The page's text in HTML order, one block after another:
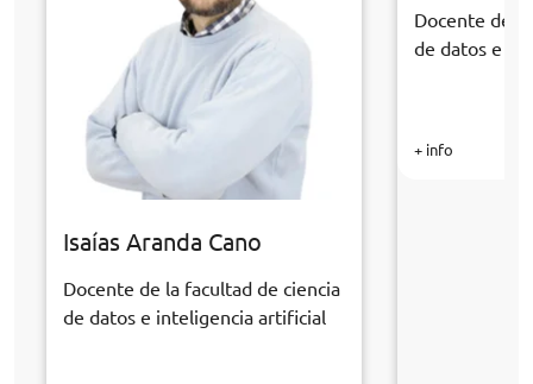
Isaías Aranda Cano
Docente de la facultad de ciencia
de datos e inteligencia artificial
Docente de
de datos e
+ info